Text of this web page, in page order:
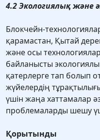
4.2 Экологиялық және
Блокчейн-
қарамастан, Қытай
және осы
байланысты
қатерлерге тап болып
жүйелердің
үшін жаңа хаттамалар
проблемаларды шешу
Қорытынды